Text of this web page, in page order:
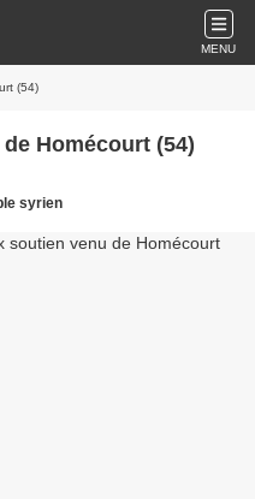
MENU
(54)
Homécourt (54)
syrien